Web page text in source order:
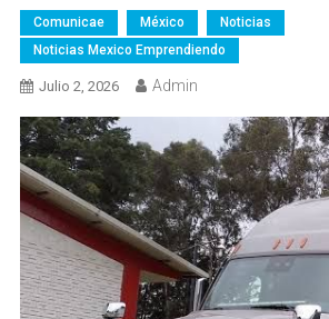
Comunicae México
Noticias
Noticias Mexico Emprendiendo
Julio 2, 2026 Admin